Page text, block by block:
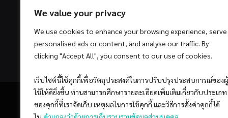
We value your privacy
We use cookies to enhance your browsing experience, serve
personalised ads or content, and analyse our traffic. By
clicking "Accept All", you consent to our use of cookies.
เว็บไซต์นี้ใช้คุกกี้เพื่อวัตถุประสงค์ในการปรับปรุงประสบการณ์ของผู้
ใช้ให้ดียิ่งขึ้น ท่านสามารถศึกษารายละเอียดเพิ่มเติมเกี่ยวกับประเภท
ของคุกกี้ที่เราจัดเก็บ เหตุผลในการใช้คุกกี้ และวิธีการตั้งค่าคุกกี้ได้
ส่วนบุคคล ซึ่งมีเป้าหมายที่จะช่วยเหลือให้นักลงทุนไทย
ด้วยแนวคิดและกระบวนการลงทุนอย่างเป็นระบบแบบ
Quantitative & Systematic Investing